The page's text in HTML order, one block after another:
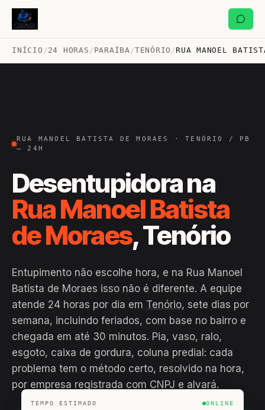
INÍCIO /24 HORAS /PARAÍBA /TENÓRIO /RUA MANOEL
RUA MANOEL BATISTA DE MORAES · TENÓRIO / PB
— 24H
Desentupidora na
Rua Manoel Batista
de Moraes, Tenório
Entupimento não escolhe hora, e na Rua Manoel
Batista de Moraes isso não é diferente. A equipe
atende 24 horas por dia em Tenório, sete dias por
semana, incluindo feriados, com base no bairro e
chegada em até 30 minutos. Pia, vaso, ralo,
esgoto, caixa de gordura, coluna predial: cada
problema tem o método certo, resolvido na hora,
por empresa registrada com CNPJ e alvará.
TEMPO ESTIMADO ONLINE